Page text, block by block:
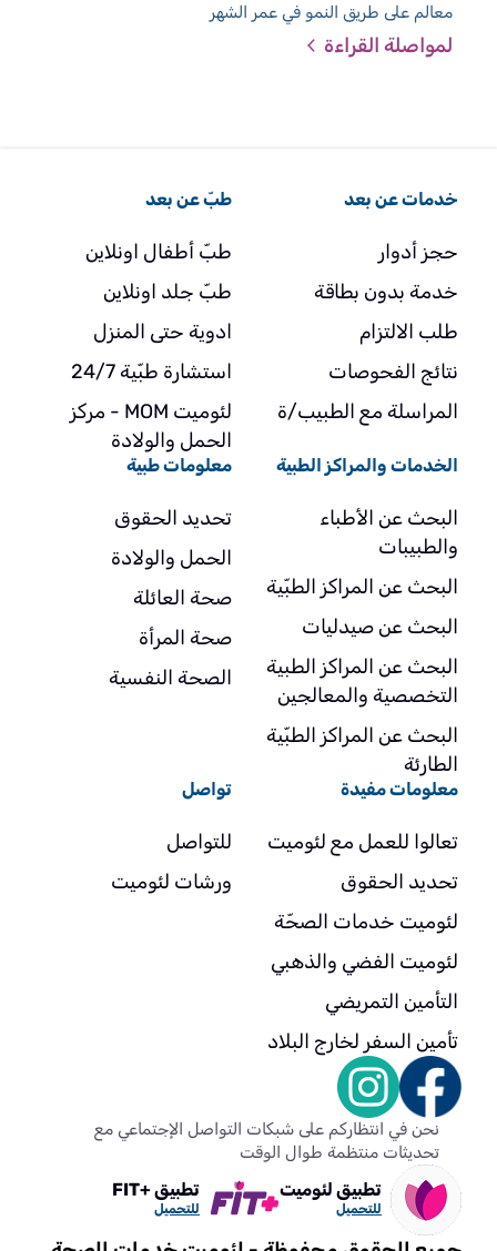
معالم على طريق النمو في عمر الشهر
لمواصلة القراءة
خدمات عن بعد
حجز أدوار
خدمة بدون بطاقة
طلب الالتزام
نتائج الفحوصات
المراسلة مع الطبيب/ة
طبّ عن بعد
طبّ أطفال اونلاين
طبّ جلد اونلاين
ادوية حتى المنزل
استشارة طبّية 24/7
لئوميت MOM - مركز
الحمل والولادة
الخدمات والمراكز الطبية
البحث عن الأطباء
والطبيبات
البحث عن المراكز الطبّية
البحث عن صيدليات
البحث عن المراكز الطبية
التخصصية والمعالجين
البحث عن المراكز الطبّية
الطارئة
معلومات طبية
تحديد الحقوق
الحمل والولادة
صحة العائلة
صحة المرأة
الصحة النفسية
معلومات مفيدة
تعالوا للعمل مع لئوميت
تحديد الحقوق
لئوميت خدمات الصحّة
لئوميت الفضي والذهبي
التأمين التمريضي
تأمين السفر لخارج البلاد
تواصل
للتواصل
ورشات لئوميت
نحن في انتظاركم على شبكات التواصل الإجتماعي مع
تحديثات منتظمة طوال الوقت
تطبيق لئوميت
للتحميل
تطبيق +FIT
للتحميل